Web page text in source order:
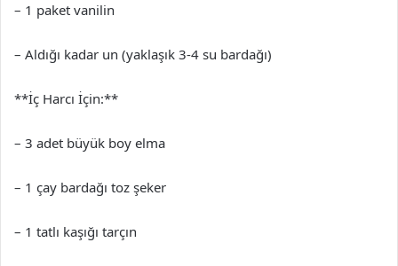
– 1 paket vanilin
– Aldığı kadar un (yaklaşık 3-4 su bardağı)
**İç Harcı İçin:**
– 3 adet büyük boy elma
– 1 çay bardağı toz şeker
– 1 tatlı kaşığı tarçın